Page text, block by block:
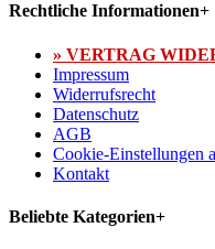
Rechtliche Informationen+
» VERTRAG
Impressum
Widerrufsrecht
Datenschutz
AGB
Cookie-Einstellungen
Kontakt
Beliebte Kategorien+